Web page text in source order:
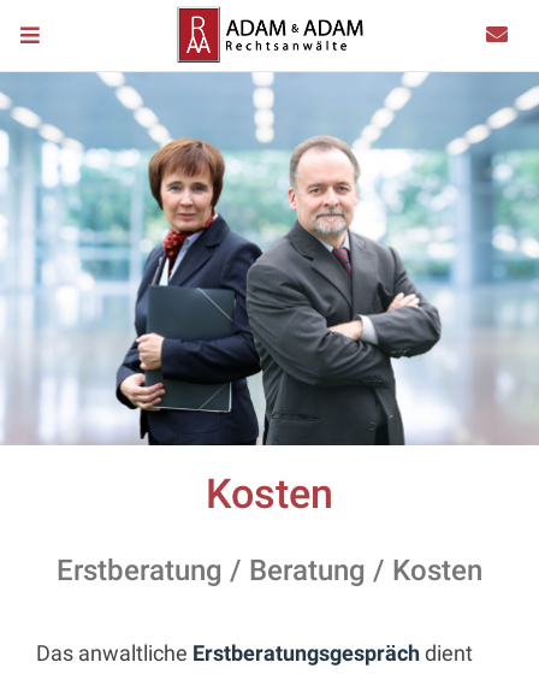
Kosten
Erstberatung / Beratung / Kosten
Das anwaltliche Erstberatungsgesprächdient